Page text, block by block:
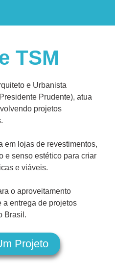
TSM
e Urbanista
Prudente), atua
projetos
em lojas de revestimentos,
e senso estético para criar
e viáveis.
o aproveitamento
a entrega de projetos
Brasil.
Projeto